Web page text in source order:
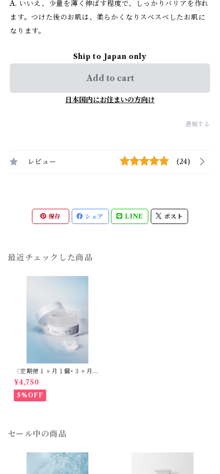
A. いいえ、少量を薄く伸ばす程度で、しっかりバリアを作れ
ます。つけた後のお肌は、柔らかくなりスベスベしたお肌に
なります。
Ship to Japan only
Add to cart
日本国内にお住まいの方向け
通報する
レビュー (24)
保存 シェア LINE ポスト
最近チェックした商品
〈定期便１ヶ月１個×３ヶ月〉
モイストプロテクトジェル活
性〈我慢できない肌のかゆみ
はバリア機能低下による乾燥
が原因〉
¥4,750
5%OFF
セール中の商品